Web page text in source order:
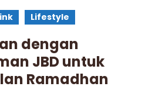
Lifestyle
dengan
JBD untuk
Ramadhan